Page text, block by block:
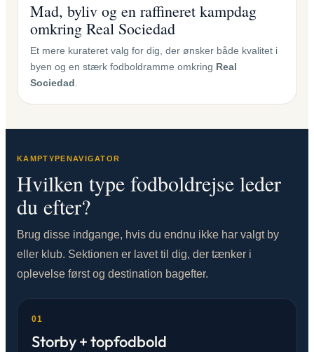
Mad, byliv og en raffineret kampdag
omkring Real Sociedad
Et mere kurateret valg for dig, der ønsker både kvalitet i
byen og en stærk fodboldramme omkring Real
Sociedad
KAMPTYPENAVIGATOR
Hvilken type fodboldrejse leder
du efter?
Brug disse indgange, hvis du endnu ikke har valgt by
eller klub. Sektionen er lavet til dig, der tænker i
oplevelse først og destination bagefter.
01
Storby + topfodbold